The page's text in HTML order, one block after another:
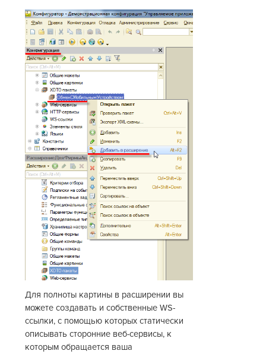
Для полноты картины в расширении вы
можете создавать и собственные WS-
ссылки, с помощью которых статически
описывать сторонние веб-сервисы, к
которым обращается ваша